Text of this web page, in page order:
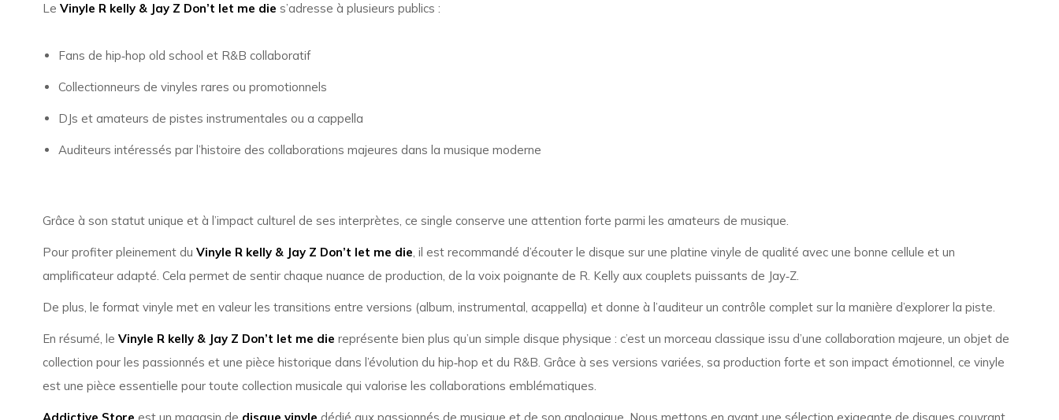
Le Vinyle R kelly & Jay Z Don’t let me die s’adresse à plusieurs publics :
Fans de hip‑hop old school et R&B collaboratif
Collectionneurs de vinyles rares ou promotionnels
DJs et amateurs de pistes instrumentales ou a cappella
Auditeurs intéressés par l’histoire des collaborations majeures dans la musique moderne
Grâce à son statut unique et à l’impact culturel de ses interprètes, ce single conserve une attention forte parmi les amateurs de musique.
Pour profiter pleinement du Vinyle R kelly & Jay Z Don’t let me die, il est recommandé d’écouter le disque sur une platine vinyle de qualité avec une bonne cellule et un
amplificateur adapté. Cela permet de sentir chaque nuance de production, de la voix poignante de R. Kelly aux couplets puissants de Jay‑Z.
De plus, le format vinyle met en valeur les transitions entre versions (album, instrumental, acappella) et donne à l’auditeur un contrôle complet sur la manière d’explorer la piste.
En résumé, le Vinyle R kelly & Jay Z Don’t let me die représente bien plus qu’un simple disque physique : c’est un morceau classique issu d’une collaboration majeure, un objet de
collection pour les passionnés et une pièce historique dans l’évolution du hip‑hop et du R&B. Grâce à ses versions variées, sa production forte et son impact émotionnel, ce vinyle
est une pièce essentielle pour toute collection musicale qui valorise les collaborations emblématiques.